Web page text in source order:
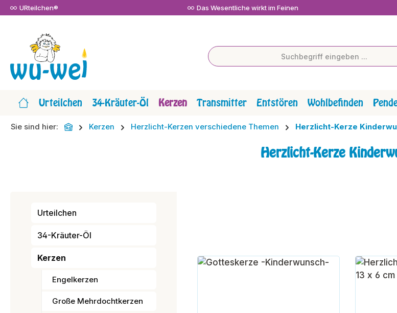
Hauptinhalt springen
Zur Suche springen
Zur Hauptnavigation springen
URteilchen® Das Wesentliche wirkt im Feinen
Urteilchen 34-Kräuter-Öl Kerzen Transmitter Entstören Wohlbefinden
Sie sind hier: Kerzen Herzlicht-Kerzen verschiedene Themen Herzlicht-Kerze
Herzlicht-Kerze
Urteilchen
34-Kräuter-Öl
Kerzen
Engelkerzen
Große Mehrdochtkerzen